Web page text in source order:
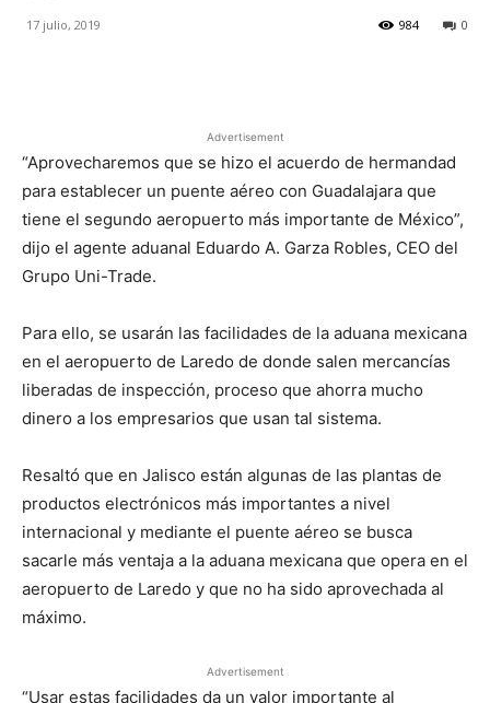
17 julio, 2019 0
984
Advertisement
“Aprovecharemos que se hizo el acuerdo de hermandad
para establecer un puente aéreo con Guadalajara que
tiene el segundo aeropuerto más importante de México”,
dijo el agente aduanal Eduardo A. Garza Robles, CEO del
Grupo Uni-Trade.
Para ello, se usarán las facilidades de la aduana mexicana
en el aeropuerto de Laredo de donde salen mercancías
liberadas de inspección, proceso que ahorra mucho
dinero a los empresarios que usan tal sistema.
Resaltó que en Jalisco están algunas de las plantas de
productos electrónicos más importantes a nivel
internacional y mediante el puente aéreo se busca
sacarle más ventaja a la aduana mexicana que opera en el
aeropuerto de Laredo y que no ha sido aprovechada al
máximo.
Advertisement
“Usar estas facilidades da un valor importante al